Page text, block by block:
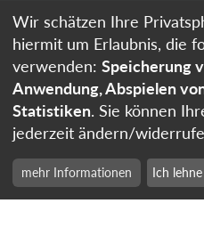
Widerrufsbelehrung
Widerrufsformular
Stellenangebote
Cookie-
Wir schätzen Ihre
hiermit um Erlaubnis, die
verwenden: Speicherung
Anwendung, Abspielen
Statistiken. Sie können
jederzeit ändern/
mehr Informationen Ich